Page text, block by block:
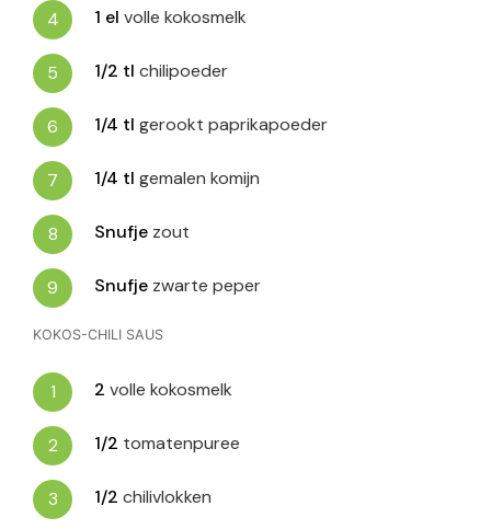
1 el volle kokosmelk
1/2 tl chilipoeder
1/4 tl gerookt paprikapoeder
1/4 tl gemalen komijn
Snufje zout
Snufje zwarte peper
KOKOS-CHILI SAUS
2 volle kokosmelk
1/2 tomatenpuree
1/2 chilivlokken